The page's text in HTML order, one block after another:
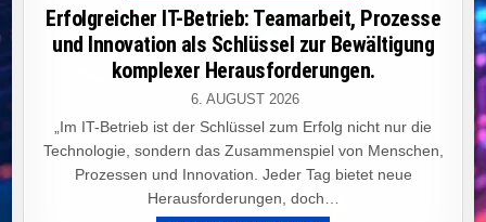
in
Erfolgreicher IT-Betrieb: Teamarbeit, Prozesse
und Innovation als Schlüssel zur Bewältigung
komplexer Herausforderungen.
6. AUGUST 2026
„Im IT-Betrieb ist der Schlüssel zum Erfolg nicht nur die
Technologie, sondern das Zusammenspiel von Menschen,
Prozessen und Innovation. Jeder Tag bietet neue
Herausforderungen, doch…